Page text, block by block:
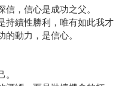
，信心是成功之父。
持續性勝利，唯有如此我才
動力，是信心。